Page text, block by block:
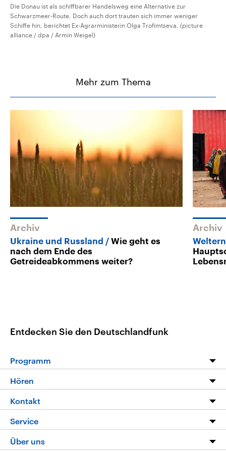
Die Donau ist als schiffbarer Handelsweg eine Alternative zur
Schwarzmeer-Route. Doch auch dort trauten sich immer weniger
Schiffe hin, berichtet Ex-Agrarministerin Olga Trofimtseva. (picture
alliance / dpa / Armin Weigel)
Mehr zum Thema
Archiv
Ukraine und Russland
Wie geht es
nach dem Ende des
Getreideabkommens weiter?
Archiv
Entdecken Sie den Deutschlandfunk
Programm
Programm
Die Nachrichten
Nachrichtenleicht
Neue Beiträge auf dlf.de
Hören
Livestream
Podcasts
Deutschlandfunk App
Kontakt
Hörerservice
Service
FAQ
Über uns